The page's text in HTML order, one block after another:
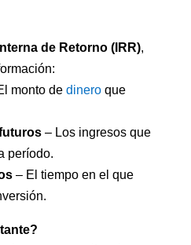
de Retorno (IRR),
monto de dineroque
– Los ingresos que
período.
– El tiempo en el que